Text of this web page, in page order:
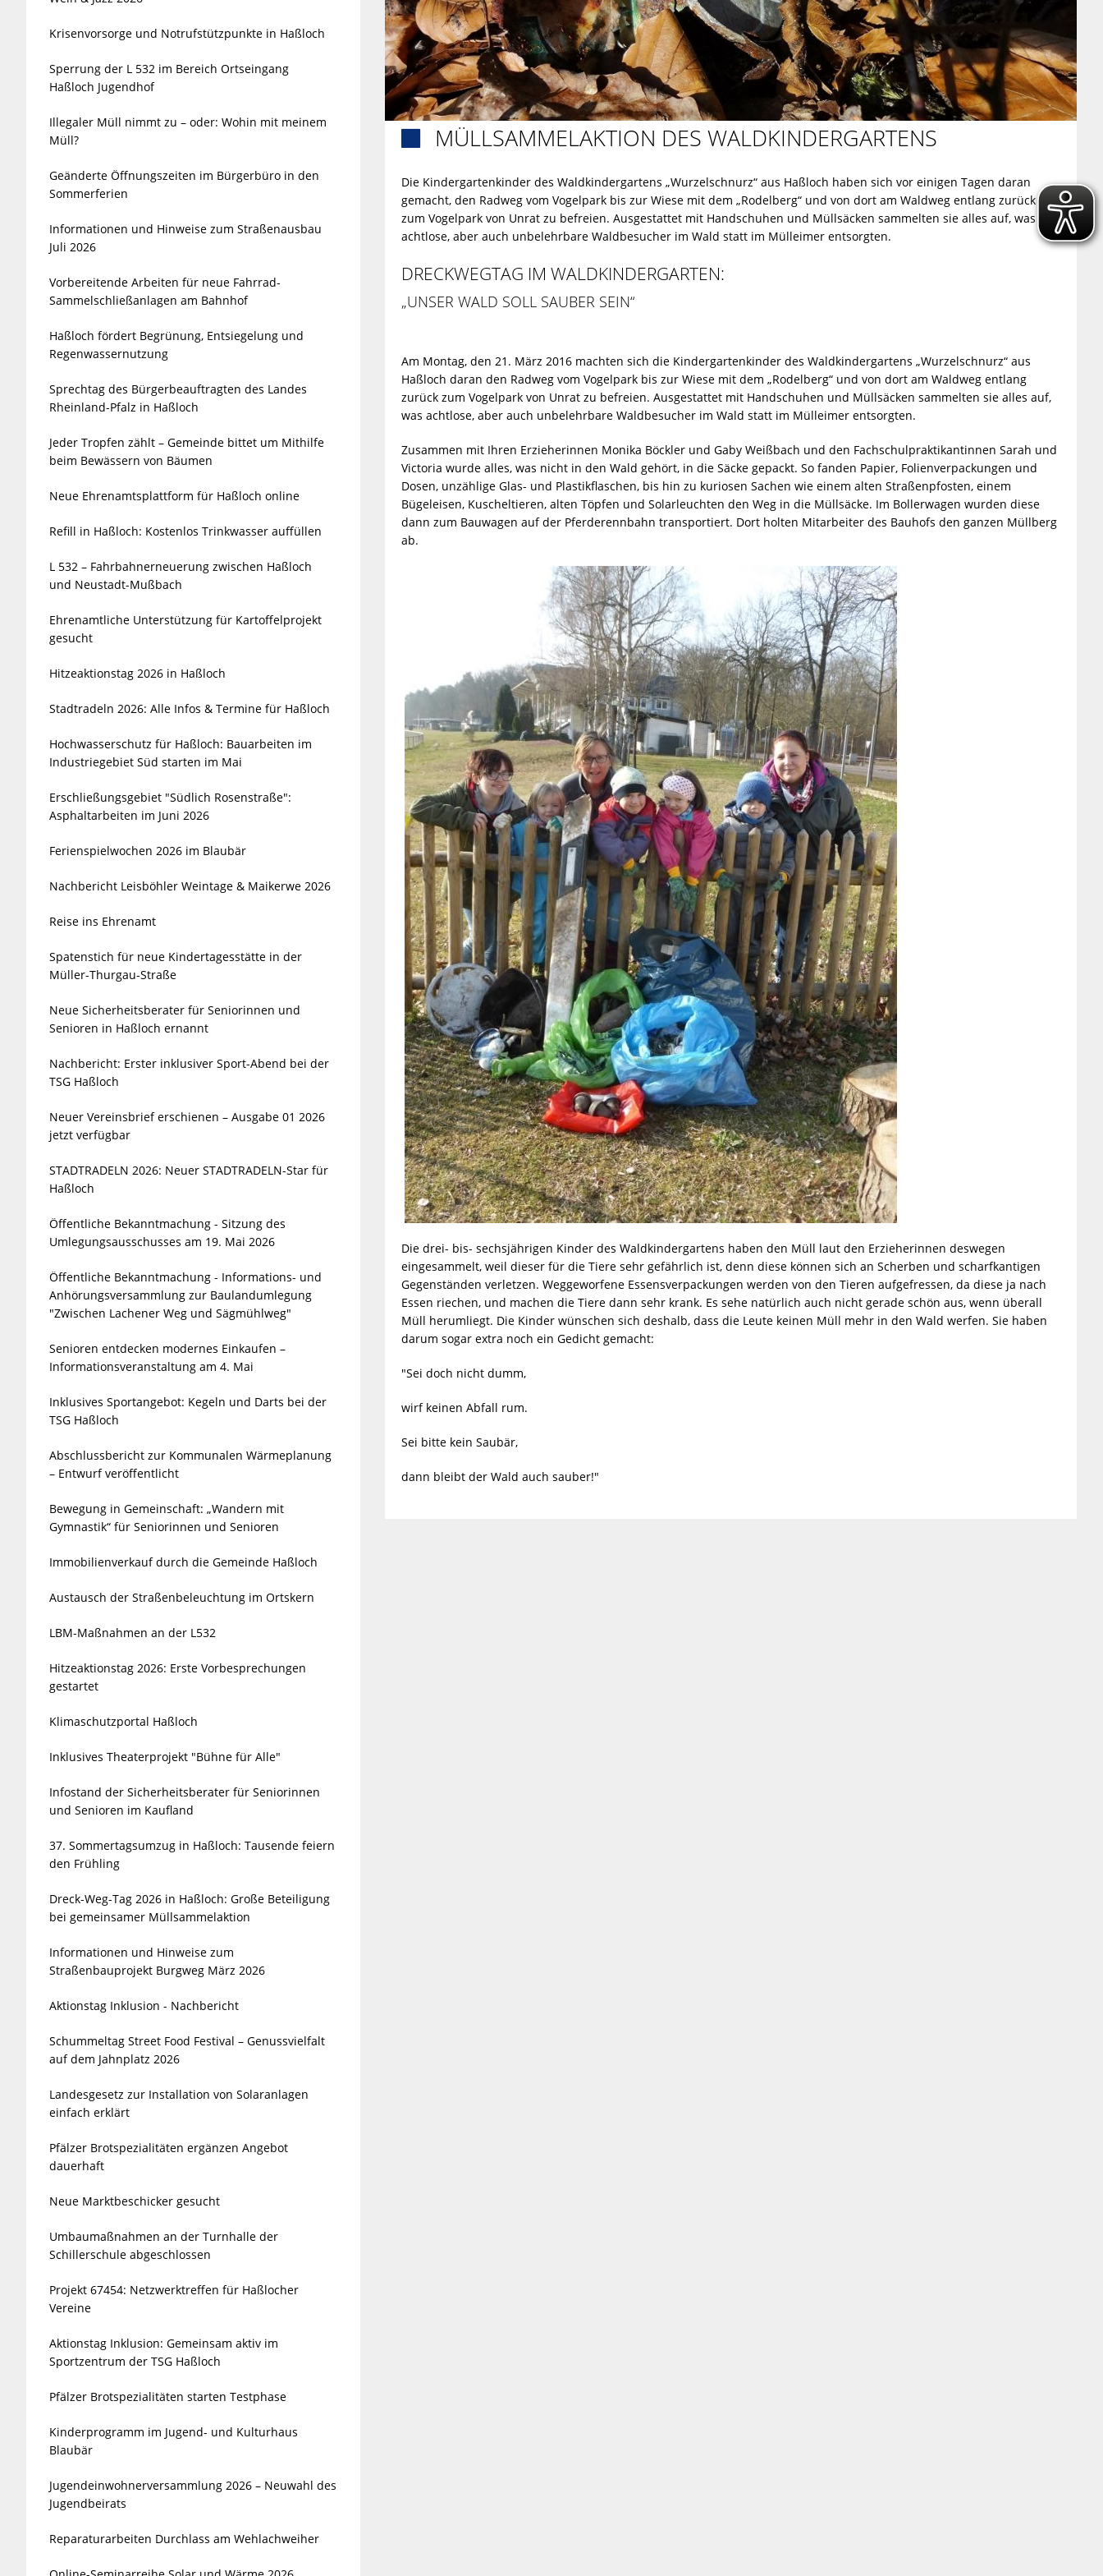
MÜLLSAMMELAKTION DES WALDKINDERGARTENS
Die Kindergartenkinder des Waldkindergartens „Wurzelschnurz“ aus Haßloch haben sich vor einigen Tagen daran
gemacht, den Radweg vom Vogelpark bis zur Wiese mit dem „Rodelberg“ und von dort am Waldweg entlang zurück
zum Vogelpark von Unrat zu befreien. Ausgestattet mit Handschuhen und Müllsäcken sammelten sie alles auf, was
achtlose, aber auch unbelehrbare Waldbesucher im Wald statt im Mülleimer entsorgten.
DRECKWEGTAG IM WALDKINDERGARTEN:
„UNSER WALD SOLL SAUBER SEIN“
Am Montag, den 21. März 2016 machten sich die Kindergartenkinder des Waldkindergartens „Wurzelschnurz“ aus
Haßloch daran den Radweg vom Vogelpark bis zur Wiese mit dem „Rodelberg“ und von dort am Waldweg entlang
zurück zum Vogelpark von Unrat zu befreien. Ausgestattet mit Handschuhen und Müllsäcken sammelten sie alles auf,
was achtlose, aber auch unbelehrbare Waldbesucher im Wald statt im Mülleimer entsorgten.
Zusammen mit Ihren Erzieherinnen Monika Böckler und Gaby Weißbach und den Fachschulpraktikantinnen Sarah und
Victoria wurde alles, was nicht in den Wald gehört, in die Säcke gepackt. So fanden Papier, Folienverpackungen und
Dosen, unzählige Glas- und Plastikflaschen, bis hin zu kuriosen Sachen wie einem alten Straßenpfosten, einem
Bügeleisen, Kuscheltieren, alten Töpfen und Solarleuchten den Weg in die Müllsäcke. Im Bollerwagen wurden diese
dann zum Bauwagen auf der Pferderennbahn transportiert. Dort holten Mitarbeiter des Bauhofs den ganzen Müllberg
ab.
Die drei- bis- sechsjährigen Kinder des Waldkindergartens haben den Müll laut den Erzieherinnen deswegen
eingesammelt, weil dieser für die Tiere sehr gefährlich ist, denn diese können sich an Scherben und scharfkantigen
Gegenständen verletzen. Weggeworfene Essensverpackungen werden von den Tieren aufgefressen, da diese ja nach
Essen riechen, und machen die Tiere dann sehr krank. Es sehe natürlich auch nicht gerade schön aus, wenn überall
Müll herumliegt. Die Kinder wünschen sich deshalb, dass die Leute keinen Müll mehr in den Wald werfen. Sie haben
darum sogar extra noch ein Gedicht gemacht:
"Sei doch nicht dumm,
wirf keinen Abfall rum.
Sei bitte kein Saubär,
dann bleibt der Wald auch sauber!"
Krisenvorsorge und Notrufstützpunkte in Haßloch
Sperrung der L 532 im Bereich Ortseingang
Haßloch Jugendhof
Illegaler Müll nimmt zu – oder: Wohin mit meinem
Müll?
Geänderte Öffnungszeiten im Bürgerbüro in den
Sommerferien
Informationen und Hinweise zum Straßenausbau
Juli 2026
Vorbereitende Arbeiten für neue Fahrrad-
Sammelschließanlagen am Bahnhof
Haßloch fördert Begrünung, Entsiegelung und
Regenwassernutzung
Sprechtag des Bürgerbeauftragten des Landes
Rheinland-Pfalz in Haßloch
Jeder Tropfen zählt – Gemeinde bittet um Mithilfe
beim Bewässern von Bäumen
Neue Ehrenamtsplattform für Haßloch online
Refill in Haßloch: Kostenlos Trinkwasser auffüllen
L 532 – Fahrbahnerneuerung zwischen Haßloch
und Neustadt-Mußbach
Ehrenamtliche Unterstützung für Kartoffelprojekt
gesucht
Hitzeaktionstag 2026 in Haßloch
Stadtradeln 2026: Alle Infos & Termine für Haßloch
Hochwasserschutz für Haßloch: Bauarbeiten im
Industriegebiet Süd starten im Mai
Erschließungsgebiet "Südlich Rosenstraße":
Asphaltarbeiten im Juni 2026
Ferienspielwochen 2026 im Blaubär
Nachbericht Leisböhler Weintage & Maikerwe 2026
Reise ins Ehrenamt
Spatenstich für neue Kindertagesstätte in der
Müller-Thurgau-Straße
Neue Sicherheitsberater für Seniorinnen und
Senioren in Haßloch ernannt
Nachbericht: Erster inklusiver Sport-Abend bei der
TSG Haßloch
Neuer Vereinsbrief erschienen – Ausgabe 01 2026
jetzt verfügbar
STADTRADELN 2026: Neuer STADTRADELN-Star für
Haßloch
Öffentliche Bekanntmachung - Sitzung des
Umlegungsausschusses am 19. Mai 2026
Öffentliche Bekanntmachung - Informations- und
Anhörungsversammlung zur Baulandumlegung
"Zwischen Lachener Weg und Sägmühlweg"
Senioren entdecken modernes Einkaufen –
Informationsveranstaltung am 4. Mai
Inklusives Sportangebot: Kegeln und Darts bei der
TSG Haßloch
Abschlussbericht zur Kommunalen Wärmeplanung
– Entwurf veröffentlicht
Bewegung in Gemeinschaft: „Wandern mit
Gymnastik“ für Seniorinnen und Senioren
Immobilienverkauf durch die Gemeinde Haßloch
Austausch der Straßenbeleuchtung im Ortskern
LBM-Maßnahmen an der L532
Hitzeaktionstag 2026: Erste Vorbesprechungen
gestartet
Klimaschutzportal Haßloch
Inklusives Theaterprojekt "Bühne für Alle"
Infostand der Sicherheitsberater für Seniorinnen
und Senioren im Kaufland
37. Sommertagsumzug in Haßloch: Tausende feiern
den Frühling
Dreck-Weg-Tag 2026 in Haßloch: Große Beteiligung
bei gemeinsamer Müllsammelaktion
Informationen und Hinweise zum
Straßenbauprojekt Burgweg März 2026
Aktionstag Inklusion - Nachbericht
Schummeltag Street Food Festival – Genussvielfalt
auf dem Jahnplatz 2026
Landesgesetz zur Installation von Solaranlagen
einfach erklärt
Pfälzer Brotspezialitäten ergänzen Angebot
dauerhaft
Neue Marktbeschicker gesucht
Umbaumaßnahmen an der Turnhalle der
Schillerschule abgeschlossen
Projekt 67454: Netzwerktreffen für Haßlocher
Vereine
Aktionstag Inklusion: Gemeinsam aktiv im
Sportzentrum der TSG Haßloch
Pfälzer Brotspezialitäten starten Testphase
Kinderprogramm im Jugend- und Kulturhaus
Blaubär
Jugendeinwohnerversammlung 2026 – Neuwahl des
Jugendbeirats
Reparaturarbeiten Durchlass am Wehlachweiher